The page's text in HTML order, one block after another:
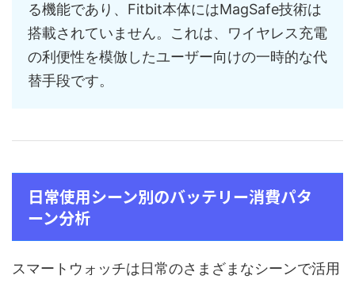
る機能であり、Fitbit本体にはMagSafe技術は
搭載されていません。これは、ワイヤレス充電
の利便性を模倣したユーザー向けの一時的な代
替手段です。
日常使用シーン別のバッテリー消費パタ
ーン分析
スマートウォッチは日常のさまざまなシーンで活用